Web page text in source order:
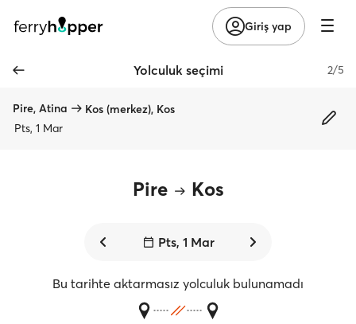
Giriş yap
Yolculuk seçimi 2/5
Pire, Atina
Kos (merkez), Kos
Pts, 1 Mar
Pire Kos
Pts, 1 Mar
Bu tarihte aktarmasız yolculuk bulunamadı